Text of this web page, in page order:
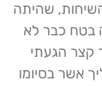
לי, באחת השיחות, שהיתה
בטח כבר לא
קצר הגעתי
אשר בסיומו